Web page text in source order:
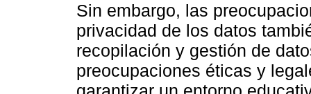
Sin embargo, las
privacidad de los datos
recopilación y gestión de
preocupaciones éticas y